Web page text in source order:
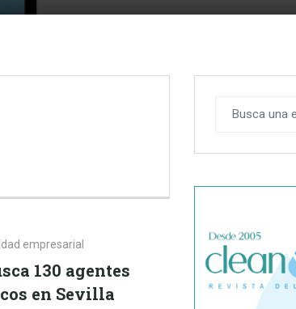
empresarial
130 agentes
en Sevilla